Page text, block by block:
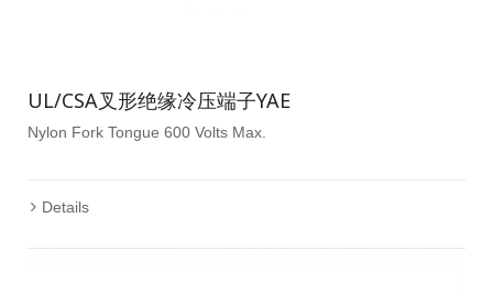
UL/CSA叉形绝缘冷压端子YAE
Nylon Fork Tongue 600 Volts Max.
Details